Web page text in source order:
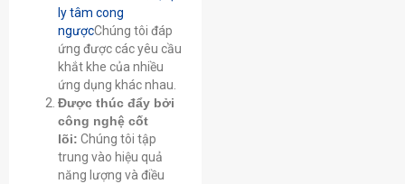
ly tâm cong
ngượcChúng tôi đáp
ứng được các yêu cầu
khắt khe của nhiều
ứng dụng khác nhau.
Được thúc đẩy bởi
công nghệ cốt
lõi: Chúng tôi tập
trung vào hiệu quả
năng lượng và điều